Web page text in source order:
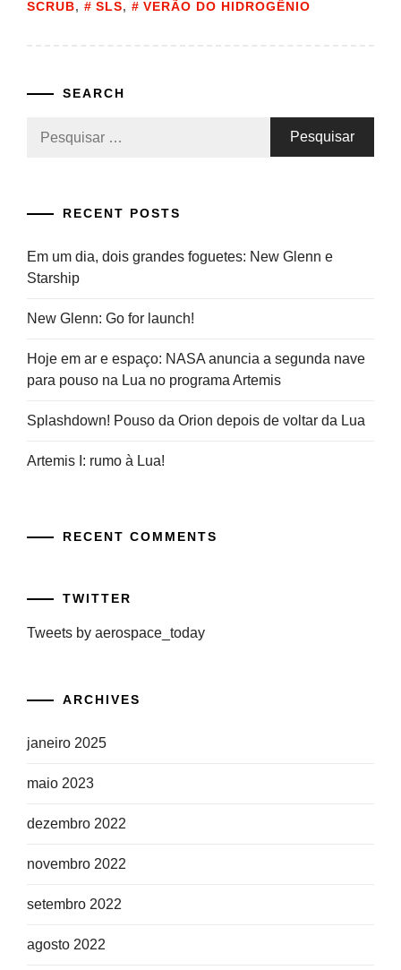
SCRUB, SLS, VERÃO DO HIDROGÊNIO
SEARCH
RECENT POSTS
Em um dia, dois grandes foguetes: New Glenn e
Starship
New Glenn: Go for launch!
Hoje em ar e espaço: NASA anuncia a segunda nave
para pouso na Lua no programa Artemis
Splashdown! Pouso da Orion depois de voltar da Lua
Artemis I: rumo à Lua!
RECENT COMMENTS
TWITTER
Tweets by aerospace_today
ARCHIVES
janeiro 2025
maio 2023
dezembro 2022
novembro 2022
setembro 2022
agosto 2022